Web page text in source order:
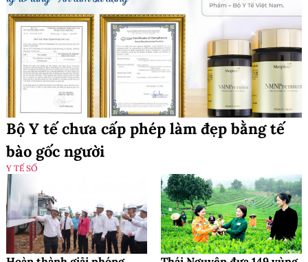
Bộ Y tế chưa cấp phép làm đẹp bằng tế
bào gốc người
Y TẾ SỐ